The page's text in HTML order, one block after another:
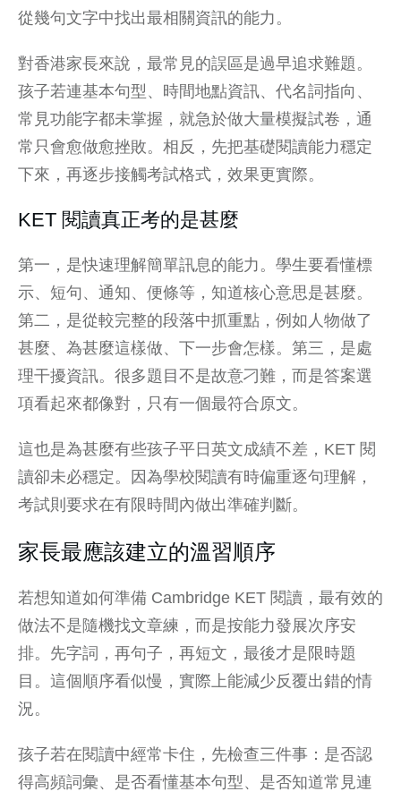
從幾句文字中找出最相關資訊的能力。
對香港家長來說，最常見的誤區是過早追求難題。
孩子若連基本句型、時間地點資訊、代名詞指向、
常見功能字都未掌握，就急於做大量模擬試卷，通
常只會愈做愈挫敗。相反，先把基礎閱讀能力穩定
下來，再逐步接觸考試格式，效果更實際。
KET 閱讀真正考的是甚麼
第一，是快速理解簡單訊息的能力。學生要看懂標
示、短句、通知、便條等，知道核心意思是甚麼。
第二，是從較完整的段落中抓重點，例如人物做了
甚麼、為甚麼這樣做、下一步會怎樣。第三，是處
理干擾資訊。很多題目不是故意刁難，而是答案選
項看起來都像對，只有一個最符合原文。
這也是為甚麼有些孩子平日英文成績不差，KET 閱
讀卻未必穩定。因為學校閱讀有時偏重逐句理解，
考試則要求在有限時間內做出準確判斷。
家長最應該建立的溫習順序
若想知道如何準備 Cambridge KET 閱讀，最有效的
做法不是隨機找文章練，而是按能力發展次序安
排。先字詞，再句子，再短文，最後才是限時題
目。這個順序看似慢，實際上能減少反覆出錯的情
況。
孩子若在閱讀中經常卡住，先檢查三件事：是否認
得高頻詞彙、是否看懂基本句型、是否知道常見連